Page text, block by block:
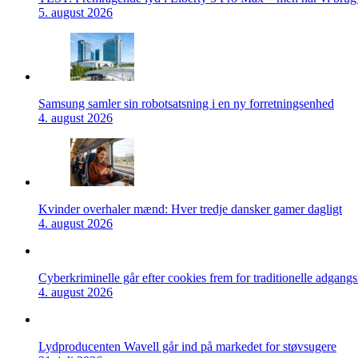
5. august 2026
Samsung samler sin robotsatsning i en ny forretningsenhed
4. august 2026
Kvinder overhaler mænd: Hver tredje dansker gamer dagligt
4. august 2026
Cyberkriminelle går efter cookies frem for traditionelle
4. august 2026
Lydproducenten Wavell går ind på markedet for støvsugere